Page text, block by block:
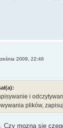
2009, 22:46
i
plików,
Czy mozna sie